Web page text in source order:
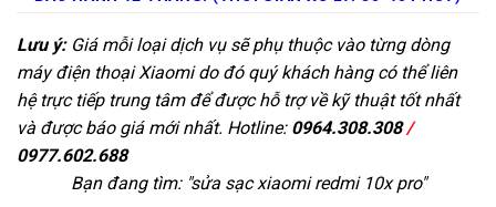
Lưu ý:Giá mỗi loại dịch vụ sẽ phụ thuộc vào từng dòng
máy điện thoại Xiaomi do đó quý khách hàng có thể liên
hệ trực tiếp trung tâm để được hỗ trợ về kỹ thuật tốt nhất
và được báo giá mới nhất. Hotline: 0964.308.308/
0977.602.688
Bạn đang tìm: "sửa sạc xiaomi redmi 10x pro"